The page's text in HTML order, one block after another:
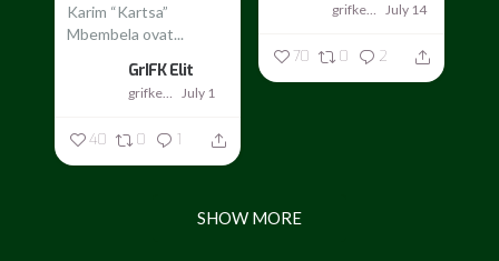
grifkelit July 14
70 0 2
Karim “Kartsa”
Mbembela ovat...
GrIFK Elit
grifkelit July 1
40 0 1
SHOW MORE